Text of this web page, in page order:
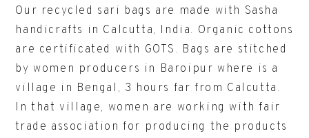
Our recycled sari bags are made with Sasha
handicrafts in Calcutta, India. Organic cottons
are certificated with GOTS. Bags are stitched
by women producers in Baroipur where is a
village in Bengal, 3 hours far from Calcutta.
In that village, women are working with fair
trade association for producing the products